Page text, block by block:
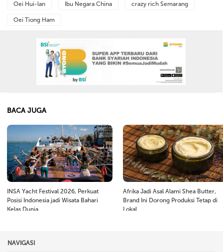
Oei Hui-lan Ibu Negara China crazy rich Semarang
Oei Tiong Ham
BACA JUGA
INSA Yacht Festival 2026, Perkuat
Posisi Indonesia jadi Wisata Bahari
Kelas Dunia
Afrika Jadi Asal Alami Shea Butter,
Brand Ini Dorong Produksi Tetap di
Lokal
NAVIGASI